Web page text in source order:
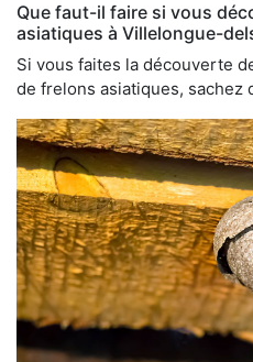
Que faut-il faire si vous
asiatiques à Villelongue-
Si vous faites la découverte
de frelons asiatiques, sachez